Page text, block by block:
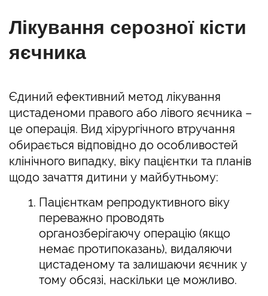
Лікування серозної кісти
яєчника
Єдиний ефективний метод лікування
цистаденоми правого або лівого яєчника –
це операція. Вид хірургічного втручання
обирається відповідно до особливостей
клінічного випадку, віку пацієнтки та планів
щодо зачаття дитини у майбутньому:
Пацієнткам репродуктивного віку
переважно проводять
органозберігаючу операцію (якщо
немає протипоказань), видаляючи
цистаденому та залишаючи яєчник у
тому обсязі, наскільки це можливо.